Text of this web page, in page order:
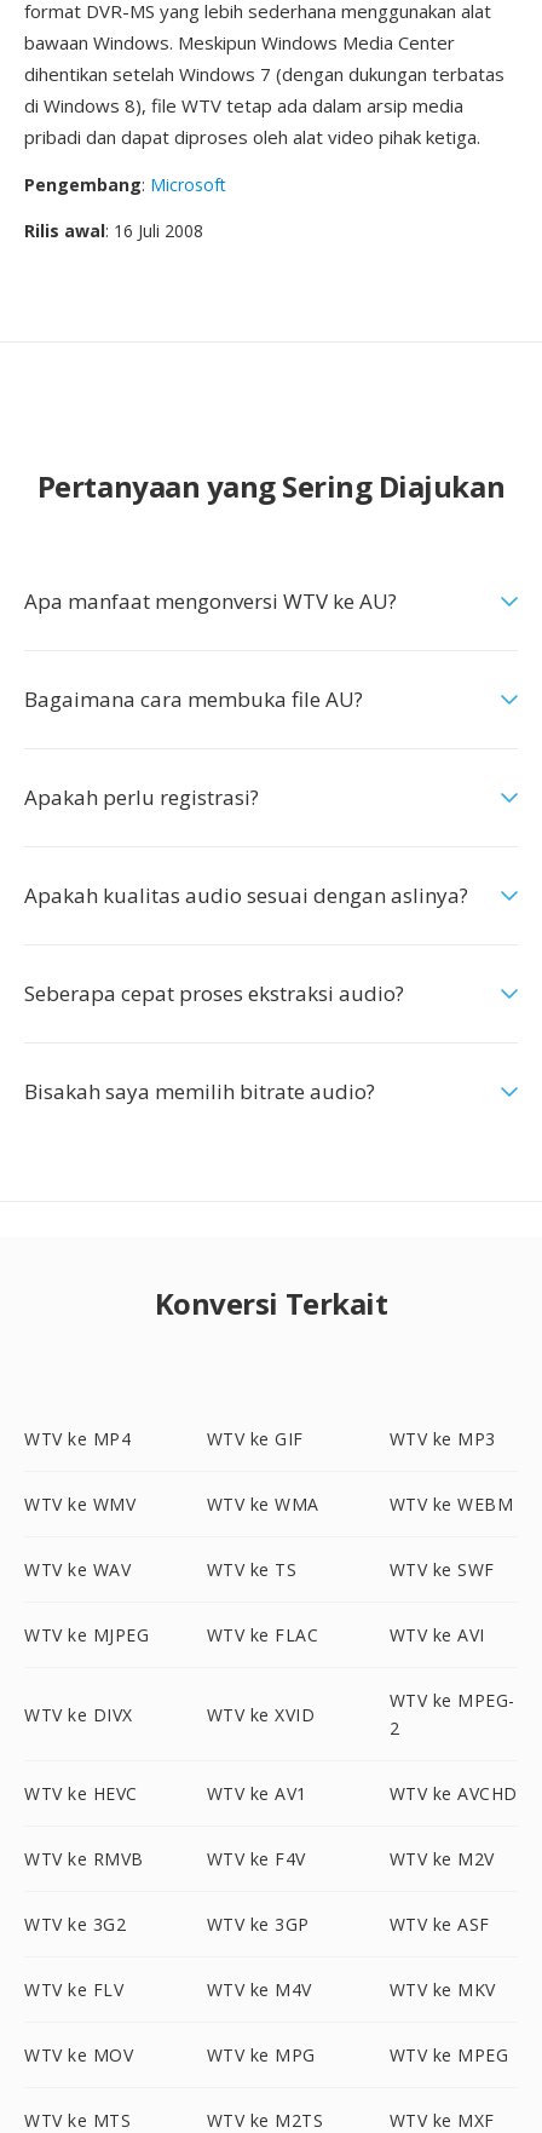
format DVR-MS yang lebih sederhana menggunakan alat
bawaan Windows. Meskipun Windows Media Center
dihentikan setelah Windows 7 (dengan dukungan terbatas
di Windows 8), file WTV tetap ada dalam arsip media
pribadi dan dapat diproses oleh alat video pihak ketiga.
Pengembang: Microsoft
Rilis awal: 16 Juli 2008
Pertanyaan yang Sering Diajukan
Apa manfaat mengonversi WTV ke AU?
Bagaimana cara membuka file AU?
Apakah perlu registrasi?
Apakah kualitas audio sesuai dengan aslinya?
Seberapa cepat proses ekstraksi audio?
Bisakah saya memilih bitrate audio?
Konversi Terkait
WTV ke MP4 WTV ke GIF WTV ke MP3
WTV ke WMV WTV ke WMA WTV ke WEBM
WTV ke WAV WTV ke TS WTV ke SWF
WTV ke MJPEG WTV ke FLAC WTV ke AVI
WTV ke DIVX WTV ke XVID
WTV ke MPEG-
2
WTV ke HEVC WTV ke AV1 WTV ke AVCHD
WTV ke RMVB WTV ke F4V WTV ke M2V
WTV ke 3G2 WTV ke 3GP WTV ke ASF
WTV ke FLV WTV ke M4V WTV ke MKV
WTV ke MOV WTV ke MPG WTV ke MPEG
WTV ke MTS WTV ke M2TS WTV ke MXF